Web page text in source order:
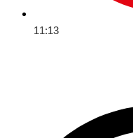
11:13